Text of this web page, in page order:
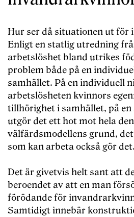
Hur ser då situationen ut för
Enligt en statlig utredning
arbetslöshet bland utrikes
problem både på en
samhället. På en individuell
arbetslösheten kvinnors
tillhörighet i samhället, på
utgör det ett hot mot hela
välfärdsmodellens grund,
som kan arbeta också gör det.
Det är givetvis helt sant att
beroendet av att en man
förödande för
Samtidigt innebär